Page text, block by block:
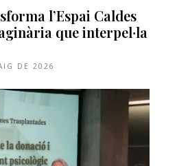
l’Espai Caldes
que interpel·la
DE 2026